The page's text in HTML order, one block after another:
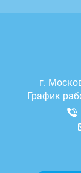
г.
График